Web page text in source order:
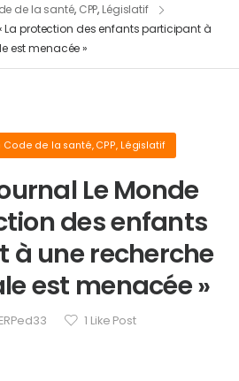
de la santé, CPP, Législatif
La protection des enfants participant à
est menacée »
Code de la santé, CPP, Législatif
Le Monde
des enfants
une recherche
est menacée »
1 Like Post